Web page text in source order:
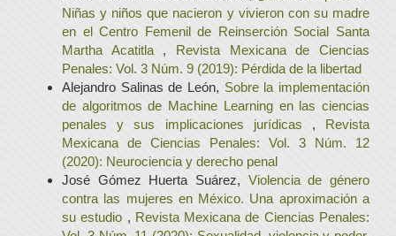
Niñas y niños que nacieron y vivieron con su madre
en el Centro Femenil de Reinserción Social Santa
Martha Acatitla , Revista Mexicana de Ciencias
Penales: Vol. 3 Núm. 9 (2019): Pérdida de la libertad
Alejandro Salinas de León, Sobre la implementación
de algoritmos de Machine Learning en las ciencias
penales y sus implicaciones jurídicas , Revista
Mexicana de Ciencias Penales: Vol. 3 Núm. 12
(2020): Neurociencia y derecho penal
José Gómez Huerta Suárez, Violencia de género
contra las mujeres en México. Una aproximación a
su estudio , Revista Mexicana de Ciencias Penales: